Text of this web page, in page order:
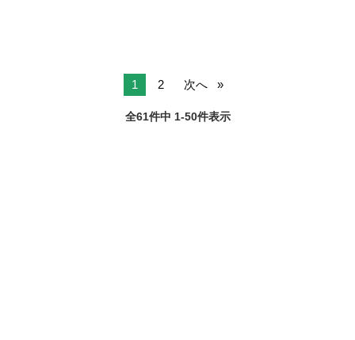
1 2 次へ
全61件中 1-50件表示